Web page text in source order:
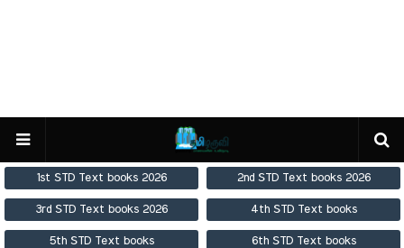
1st STD Text books 2026 2nd STD Text books 2026
3rd STD Text books 2026 4th STD Text books
5th STD Text books 6th STD Text books